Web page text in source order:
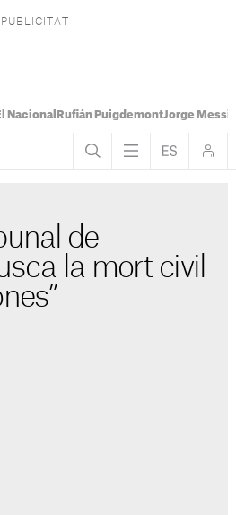
Nacional Rufián PuigdemontJorge Messi
de
la mort civil